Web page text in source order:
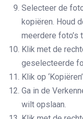
Selecteer de
kopiëren. Houd
meerdere foto’s
Klik met de
geselecteerde
Klik op
Ga in de
wilt opslaan.